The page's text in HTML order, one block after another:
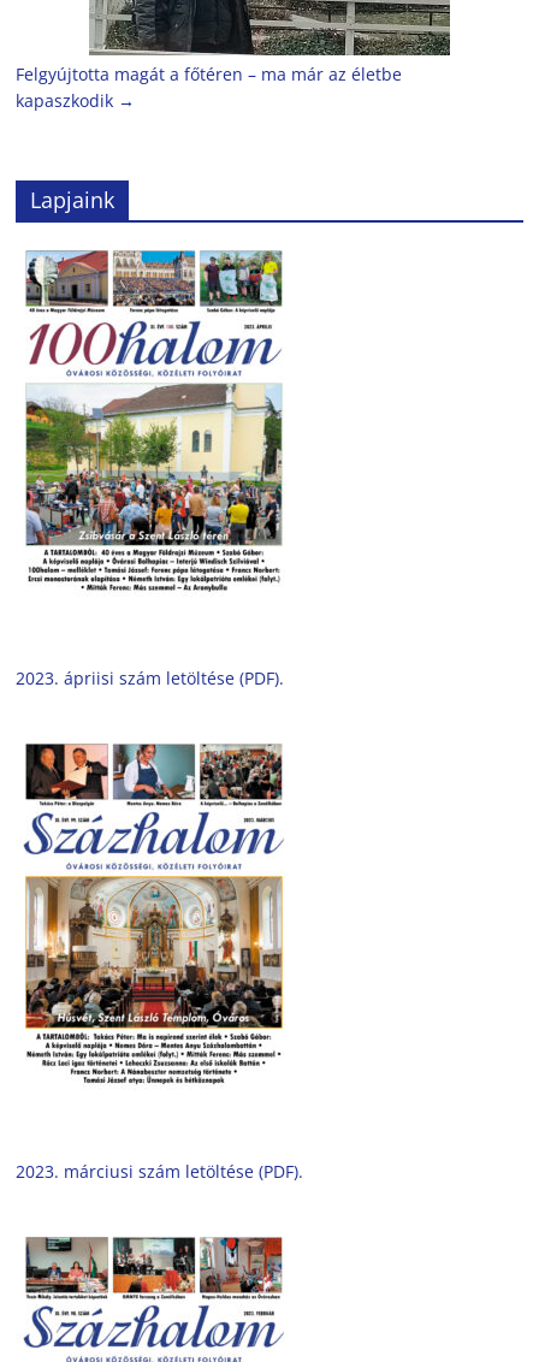
Felgyújtotta magát a főtéren – ma már az életbe
kapaszkodik →
Lapjaink
2023. ápriisi szám letöltése (PDF).
2023. márciusi szám letöltése (PDF).